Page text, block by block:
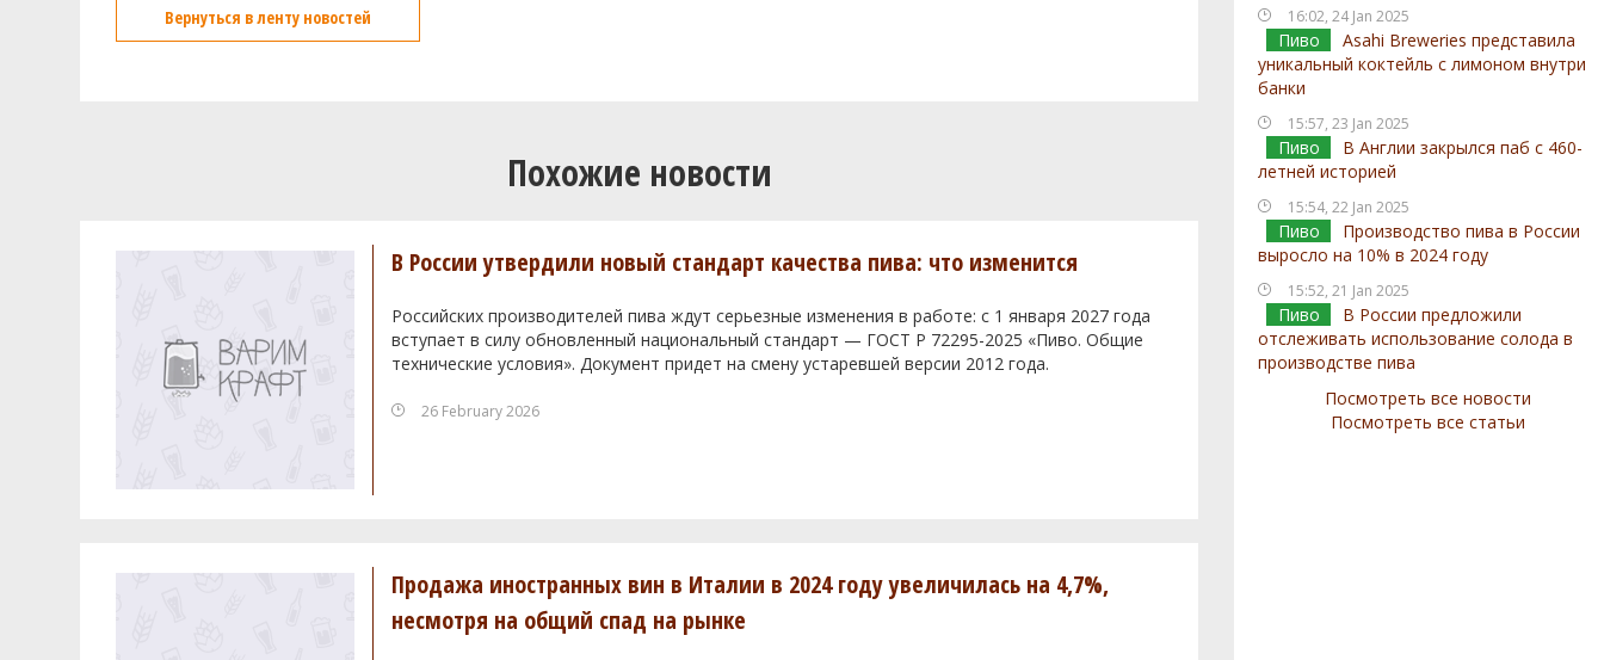
16:02, 24 Jan 2025
Пиво
Asahi Breweries представила
уникальный коктейль с лимоном внутри
банки
15:57, 23 Jan 2025
Пиво
В Англии закрылся паб с 460-
летней историей
15:54, 22 Jan 2025
Пиво
Производство пива в России
выросло на 10% в 2024 году
15:52, 21 Jan 2025
Пиво
В России предложили
отслеживать использование солода в
производстве пива
Посмотреть все новости
Посмотреть все статьи
Вернуться в ленту новостей
Похожие новости
В России утвердили новый стандарт качества пива: что изменится
Российских производителей пива ждут серьезные изменения в работе: с 1 января 2027 года
вступает в силу обновленный национальный стандарт — ГОСТ Р 72295-2025 «Пиво. Общие
технические условия». Документ придет на смену устаревшей версии 2012 года.
26 February 2026
Продажа иностранных вин в Италии в 2024 году увеличилась на 4,7%,
несмотря на общий спад на рынке